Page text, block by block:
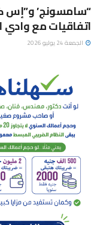
“سامسونج’ و”إس
اتفاقيات مع
الجمعة 24 يوليو 2026